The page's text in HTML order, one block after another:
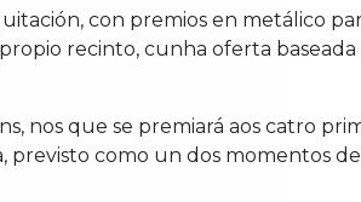
con premios en metálico
recinto, cunha oferta baseada
nos que se premiará aos catro
previsto como un dos momentos